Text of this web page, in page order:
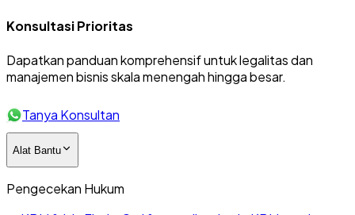
Konsultasi Prioritas
Dapatkan panduan komprehensif untuk legalitas dan
manajemen bisnis skala menengah hingga besar.
Tanya Konsultan
Alat Bantu
Pengecekan Hukum